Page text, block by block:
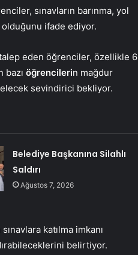
sınavların barınma, yol
ifade ediyor.
eden öğrenciler, özellikle 6
bazı öğrencilerin mağdur
sevindirici bekliyor.
Belediye Başkanına Silahlı
Saldırı
Ağustos 7, 2026
katılma imkanı
belirtiyor.